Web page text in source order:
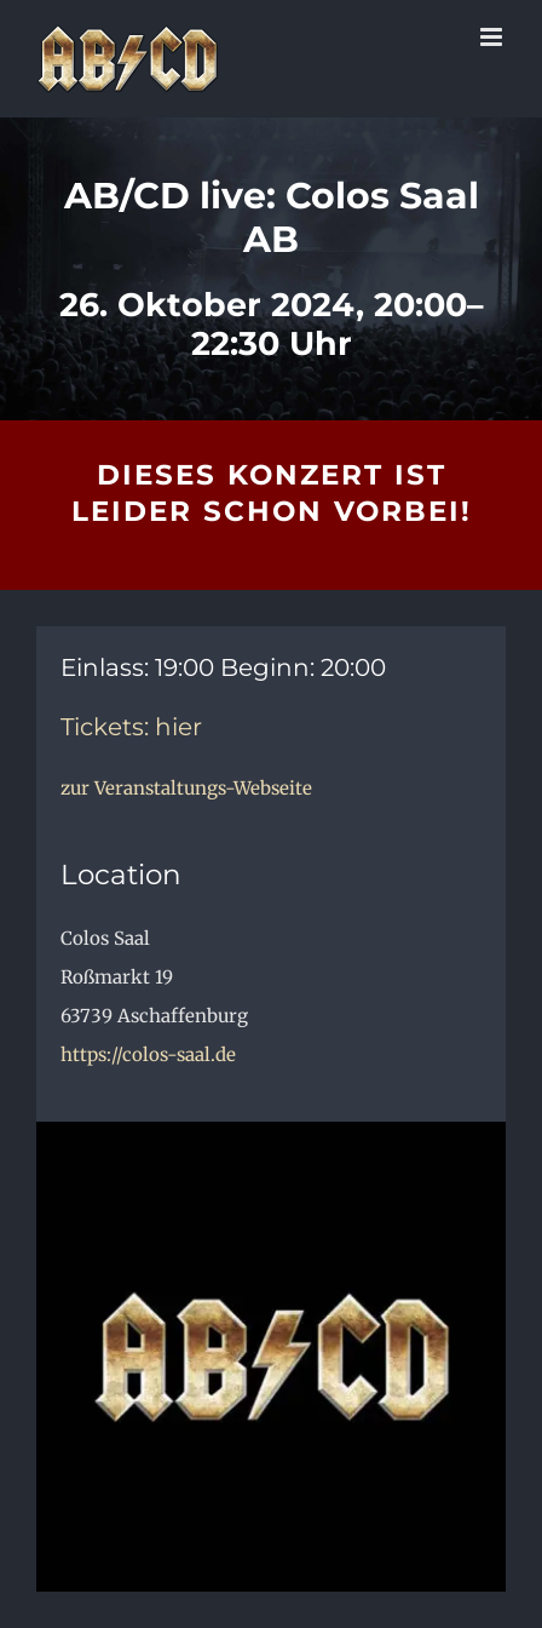
Inhalt
springen
AB/CD live: Colos Saal
AB
26. Oktober 2024, 20:00–
22:30 Uhr
DIESES KONZERT IST
LEIDER SCHON VORBEI!
Einlass: 19:00 Beginn: 20:00
Tickets: hier
zur Veranstaltungs-Webseite
Location
Colos Saal
Roßmarkt 19
63739 Aschaffenburg
https://colos-saal.de